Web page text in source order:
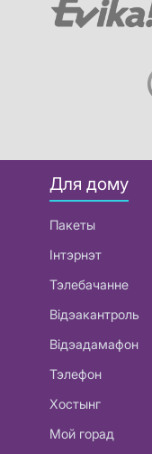
Для дому
Пакеты
Інтэрнэт
Тэлебачанне
Відэакантроль
Відэадамафон
Тэлефон
Хостынг
Мой горад